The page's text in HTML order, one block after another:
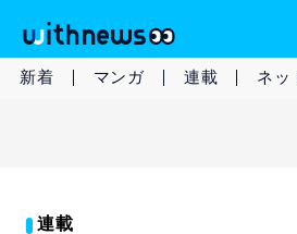
新着 マンガ 連載 ネッ
連載